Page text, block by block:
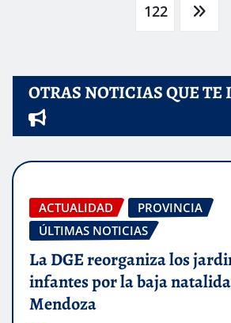
entradas
122
OTRAS NOTICIAS QUE TE
ACTUALIDAD
PROVINCIA
ÚLTIMAS NOTICIAS
La DGE reorganiza los
infantes por la baja
Mendoza